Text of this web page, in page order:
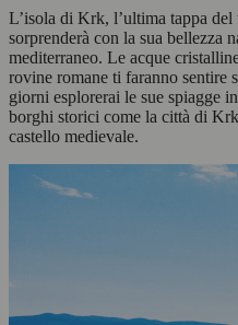
L’isola di Krk, l’ultima tappa
sorprenderà con la sua bellezza
mediterraneo. Le acque
rovine romane ti faranno sentire
giorni esplorerai le sue spiagge
borghi storici come la città di
castello medievale.